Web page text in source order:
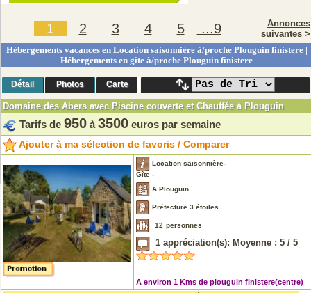
1 2 3 4 5 ...9
Annonces
suivantes >
Hébergements vacances en Location saisonnière à/proche Plouguin finistere |
Hébergements en gite à/proche Plouguin finistere
Détail Photos Carte
Domaine des Abers avec Piscine couverte et Chauffée à Plouguin
Tarifs de 950 à 3500 euros par semaine
Ajouter à ma sélection de favoris / Comparer
Location saisonnière-
Gîte -
A Plouguin
Préfecture 3 étoiles
12 personnes
1 appréciation(s): Moyenne : 5 / 5
A environ 1 Kms de plouguin finistere(centre)